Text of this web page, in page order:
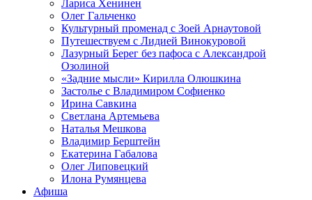
Лариса Хенинен
Олег Гальченко
Культурный променад с Зоей Арнаутовой
Путешествуем с Лидией Винокуровой
Лазурный Берег без пафоса с Александрой
Озолиной
«Задние мысли» Кирилла Олюшкина
Застолье с Владимиром Софиенко
Ирина Савкина
Светлана Артемьева
Наталья Мешкова
Владимир Берштейн
Екатерина Габалова
Олег Липовецкий
Илона Румянцева
Афиша